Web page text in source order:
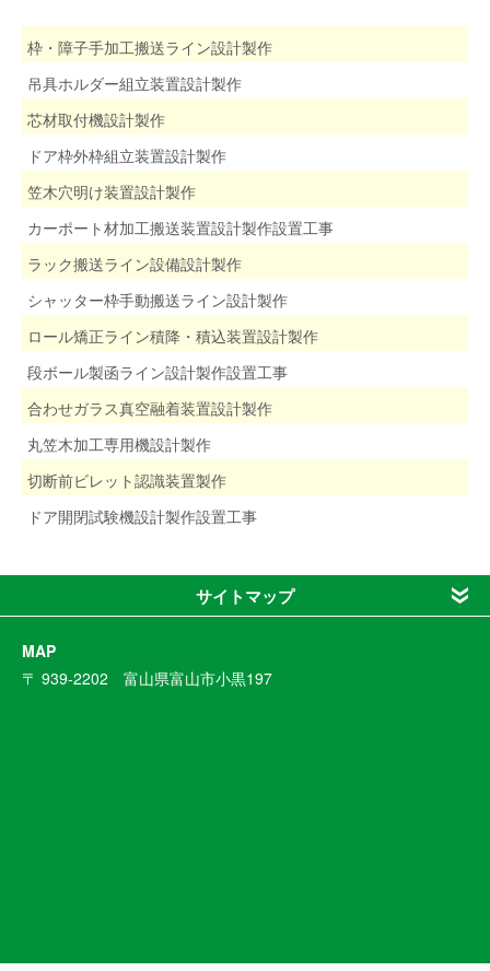
枠・障子手加工搬送ライン設計製作
吊具ホルダー組立装置設計製作
芯材取付機設計製作
ドア枠外枠組立装置設計製作
笠木穴明け装置設計製作
カーポート材加工搬送装置設計製作設置工事
ラック搬送ライン設備設計製作
シャッター枠手動搬送ライン設計製作
ロール矯正ライン積降・積込装置設計製作
段ボール製函ライン設計製作設置工事
合わせガラス真空融着装置設計製作
丸笠木加工専用機設計製作
切断前ビレット認識装置製作
ドア開閉試験機設計製作設置工事
サイトマップ
MAP
〒 939-2202 富山県富山市小黒197